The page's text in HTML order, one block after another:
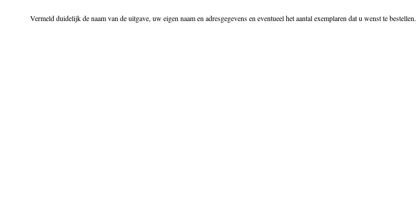
Vermeld duidelijk de naam van de uitgave, uw eigen naam en adresgegevens en eventueel het aantal exemplaren dat u wenst te bestellen.